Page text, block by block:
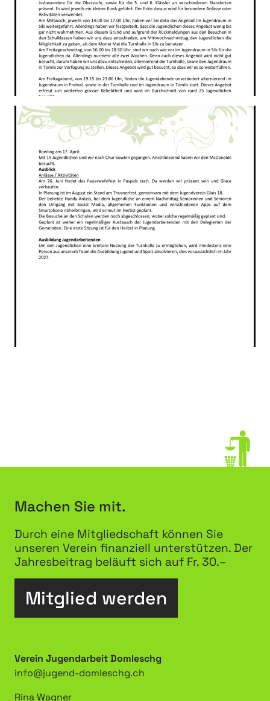
Machen Sie mit.
Durch eine Mitgliedschaft können Sie
unseren Verein finanziell unterstützen. Der
Jahresbeitrag beläuft sich auf Fr. 30.–
Mitglied werden
Verein Jugendarbeit Domleschg
info@jugend-domleschg.ch
RinaWagner